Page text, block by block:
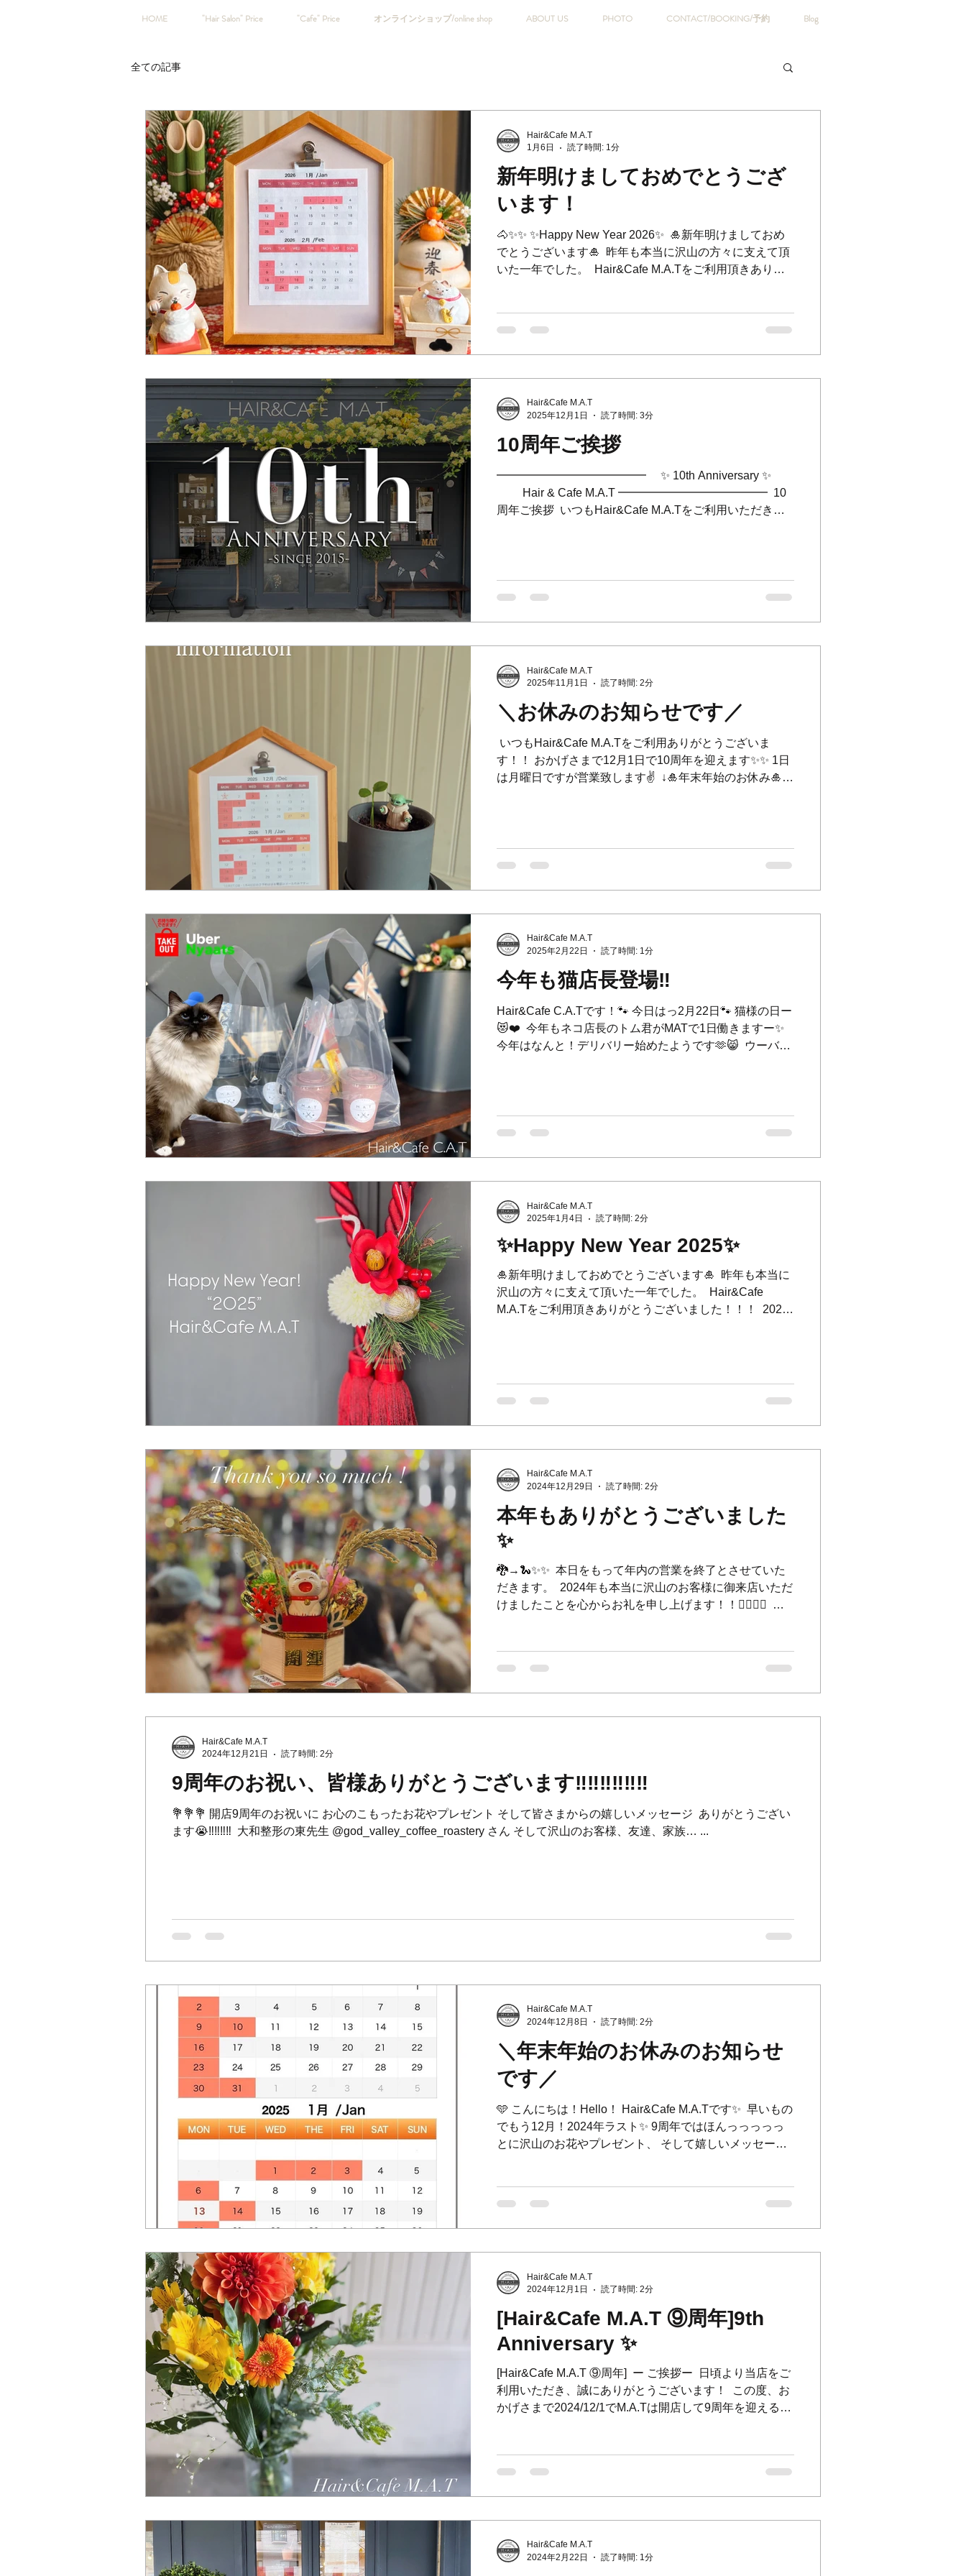
HOME "Hair Salon" Price "Cafe" Price オンラインショップ/online shop ABOUT US PHOTO CONTACT/BOOKING/予約 Blog
全ての記事
新年明けましておめでとうござ
います！
🐴✨✨ ✨Happy New Year 2026✨ ⁡ 🎍新年明けましておめ
でとうございます🎍 ⁡ 昨年も本当に沢山の方々に支えて頂
いた一年でした。 ⁡ Hair&Cafe M.A.Tをご利用頂きありが
まのご来店お待ちしております♪ ⁡ ✨Happy New
you🌟 ⁡ [1月のお休み] ⁡ 5日(月) 13日(火) 19日(月) 20日(火)
26日(月) ⁡ [2月のお休み] ⁡ 2日(月) 9日(月) 16日(月)〜18日
(水) 24日(火) ⁡
Hair&Cafe M.A.T
1月6日
読了時間: 1分
10周年ご挨拶
━━━━━━━━━━━━━ ✨ 10th Anniversary ✨
Hair & Cafe M.A.T ━━━━━━━━━━━━━ ⁡ 10
周年ご挨拶 ⁡ いつもHair&Cafe M.A.Tをご利用いただき、
M.A.T(マット)は、12月1日に10周年を迎えることができ
ました。 ⁡ 支えて下さったお客さま、関係者さま、 皆様に
を痛感したり、 たくさんの方々に育てられた10年だった
と思います。 ⁡ 私達はお互いロンドンで出会い、2015年に
お店をオープンしてから10年間二人三脚で歩んで来まし
た！ この節目を機に心機一転何か新しい事にチャレンジ
していきたいと思ってます！ ⁡ これからも皆さまのお役に
の為にできる
Hair&Cafe M.A.T
2025年12月1日
読了時間: 3分
＼お休みのお知らせです／
⁡ いつもHair&Cafe M.A.Tをご利用ありがとうございま
す！！ おかげさまで12月1日で10周年を迎えます✨✨ 1日
は月曜日ですが営業致します✌️ ⁡ ↓🎍年末年始のお休み🎍↓
のご予約状況> 例年11月、12月は年末が近くなり、ご予
約が取りにくくなる時期となります💦週末はすでにご予
🙇‍♂️ ⁡ *****年末のキャンセル、ご予約変更について***** ⁡ [キ
ャンセルやご予約のご変更はなるべくお早めにお願い致
します💦] ⁡ キャンセル待ちを頂いている方やご都合がつか
ずお断りをさせて頂いているお客様もいらっしゃる為、
是非ご協力をお願い致します😣💦 ⁡
Hair&Cafe M.A.T
2025年11月1日
読了時間: 2分
今年も猫店長登場‼︎
Hair&Cafe C.A.Tです！🐾 今日はっ2月22日🐾 猫様の日ー
😻❤️ ⁡ 今年もネコ店長のトム君がMATで1日働きますー✨ ⁡
今年はなんと！デリバリー始めたようです🫶😸 ⁡ ウーバー
Hair&Cafe M.A.T
2025年2月22日
読了時間: 1分
✨Happy New Year 2025✨
🎍新年明けましておめでとうございます🎍 ⁡ 昨年も本当に
沢山の方々に支えて頂いた一年でした。 ⁡ Hair&Cafe
M.A.Tをご利用頂きありがとうございました！！！ ⁡ 2025
Hair&Cafe M.A.T
2025年1月4日
読了時間: 2分
本年もありがとうございました
✨
🐉→🐍✨✨ ⁡ 本日をもって年内の営業を終了とさせていた
だきます。 ⁡ 2024年も本当に沢山のお客様に御来店いただ
けましたことを心からお礼を申し上げます！！🙇‍♂️🙇‍♀️ ⁡ 来
Hair&Cafe M.A.T
2024年12月29日
読了時間: 2分
9周年のお祝い、皆様ありがとうございます‼️‼️‼️‼️‼️‼️
💐💐💐 開店9周年のお祝いに お心のこもったお花やプレゼント そして皆さまからの嬉しいメッセージ ⁡ ありがとうござい
ます😭‼️‼️‼️‼️ ⁡ 大和整形の東先生 @god_valley_coffee_roastery さん そして沢山のお客様、友達、家族… ⁡...
Hair&Cafe M.A.T
2024年12月21日
読了時間: 2分
＼年末年始のお休みのお知らせ
です／
🩵 こんにちは！Hello！ Hair&Cafe M.A.Tです✨ ⁡ 早いもの
でもう12月！2024年ラスト✨ 9周年ではほんっっっっっ
とに沢山のお花やプレゼント、 そして嬉しいメッセージ
Hair&Cafe M.A.T
2024年12月8日
読了時間: 2分
[Hair&Cafe M.A.T ⑨周年]9th
Anniversary ✨
[Hair&Cafe M.A.T ⑨周年] ⁡ ー ご挨拶ー ⁡ 日頃より当店をご
利用いただき、誠にありがとうございます！ ⁡ この度、お
かげさまで2024/12/1でM.A.Tは開店して9周年を迎えるこ
Hair&Cafe M.A.T
2024年12月1日
読了時間: 2分
Hair&Cafe M.A.T
2024年2月22日
読了時間: 1分